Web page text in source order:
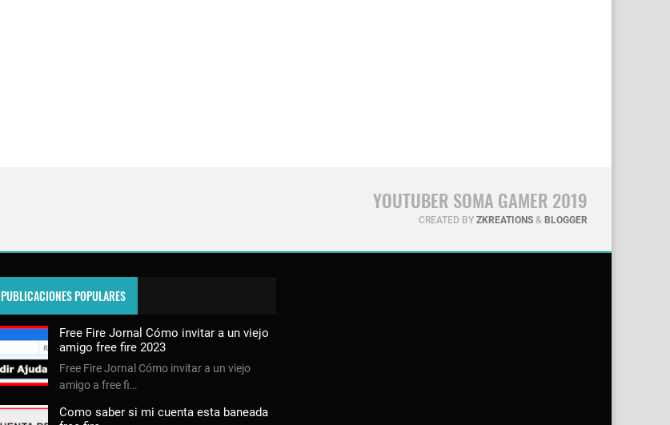
YOUTUBER SOMA GAMER 2019
CREATED BY ZKREATIONS & BLOGGER
PUBLICACIONES POPULARES
Free Fire Jornal Cómo invitar a un viejo
amigo free fire 2023
Free Fire Jornal Cómo invitar a un viejo
amigo a free fi…
Como saber si mi cuenta esta baneada